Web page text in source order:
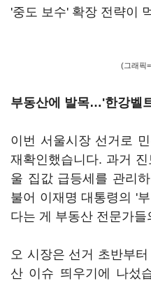
'중도 보수' 확장 전략이
(그래픽
부동산에 발목…'한강벨
이번 서울시장 선거로
재확인했습니다. 과거
울 집값 급등세를 관리
불어 이재명 대통령의 '
다는 게 부동산 전문가들
오 시장은 선거 초반부
산 이슈 띄우기에 나섰